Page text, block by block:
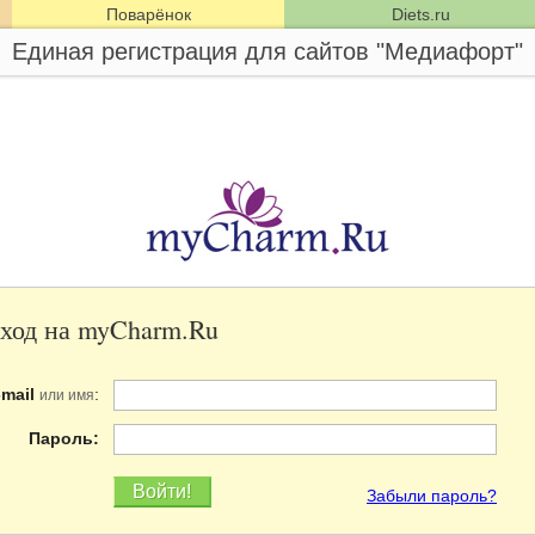
Поварёнок Diets.ru
Единая регистрация для сайтов "Медиафорт"
на myCharm.Ru
или имя:
Пароль:
Забыли пароль?